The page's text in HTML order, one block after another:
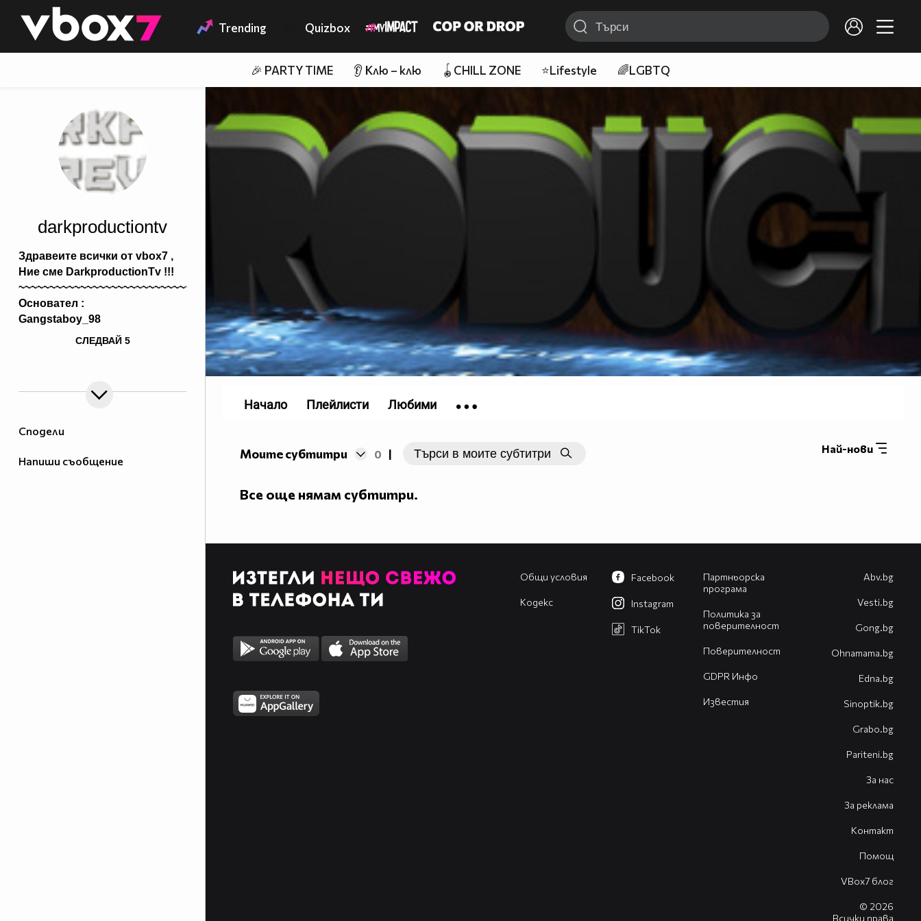
👾 Trending Quizbox
🎉 PARTY TIME 👂 Клю – клю 🪀CHILL ZONE ⭐Lifestyle 🌈LGBTQ
Сподели
Напиши съобщение
darkproductiontv
Здравеите всички от vbox7 ,
Ние сме DarkproductionTv !!!
~~~~~~~~~~~~~~~~~~~~~~~~~~~~~~~~~~~~~~~~~~~~~~~~~~~~~~~~~~~~~
Основател :
Gangstaboy_98
href="http://goo.gl/CPMLT"
Помощници :
СЛЕДВАЙ 5
Моите субтитри 0 | Най-нови
Все още нямам субтитри.
Начало Плейлисти Любими
Общи условия
Кодекс
Партньорска
програма
Политика за
поверителност
Поверителност
GDPR Инфо
Известия
Facebook
Instagram
TikTok
Abv.bg
Vesti.bg
Gong.bg
Оhnamama.bg
Edna.bg
Sinoptik.bg
Grabo.bg
Pariteni.bg
За нас
За реклама
Контакт
Помощ
VBox7 блог
© 2026
Всички права